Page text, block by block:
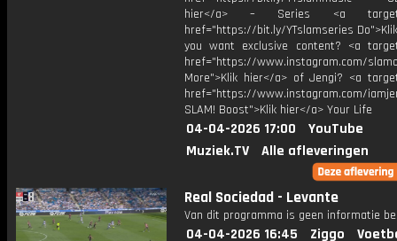
hier</a> – Series <a
href="https://bit.ly/YTslamseries
you want exclusive content? <a
href="https://www.instagram.com/
More">Klik hier</a> of Jengi? <a
href="https://www.instagram.com/
SLAM! Boost">Klik hier</a> Your Life
04-04-2026 17:00
YouTube
Muziek.TV
Alle afleveringen
Real Sociedad - Levante
Van dit programma is geen informatie
04-04-2026 16:45 Ziggo